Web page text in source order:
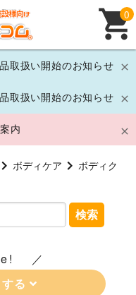
取扱い開始のお知らせ
取扱い開始のお知らせ
内
0
ボディケア
ボディク
検索
る